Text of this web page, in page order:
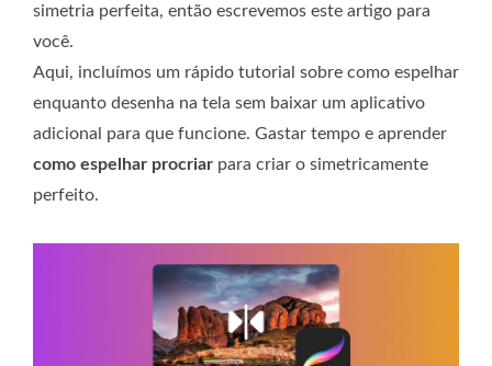
simetria perfeita, então escrevemos este artigo para
você.
Aqui, incluímos um rápido tutorial sobre como espelhar
enquanto desenha na tela sem baixar um aplicativo
adicional para que funcione. Gastar tempo e aprender
como espelhar procriar para criar o simetricamente
perfeito.